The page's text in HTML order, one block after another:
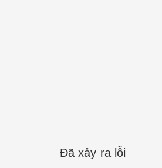
Đã xảy ra lỗi